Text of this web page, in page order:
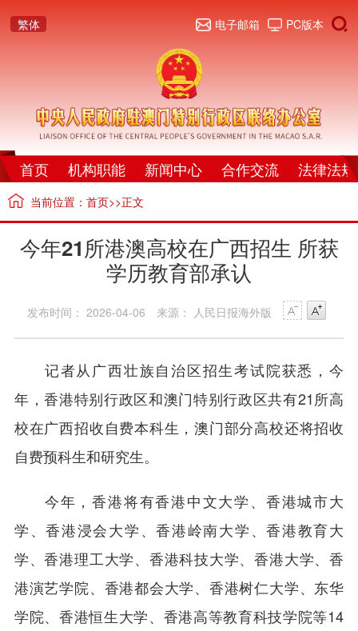
繁体 PC版本
电子邮箱
首页 机构职能 新闻中心 合作交流 法律法规
当前位置： 首页>>正文
今年21所港澳高校在广西招生 所获
学历教育部承认
发布时间： 2026-04-06 来源： 人民日报海外版
记者从广西壮族自治区招生考试院获悉，今
年，香港特别行政区和澳门特别行政区共有21所高
校在广西招收自费本科生，澳门部分高校还将招收
自费预科生和研究生。
今年，香港将有香港中文大学、香港城市大
学、香港浸会大学、香港岭南大学、香港教育大
学、香港理工大学、香港科技大学、香港大学、香
港演艺学院、香港都会大学、香港树仁大学、东华
学院、香港恒生大学、香港高等教育科技学院等14